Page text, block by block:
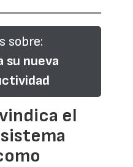
sobre:
su nueva
el